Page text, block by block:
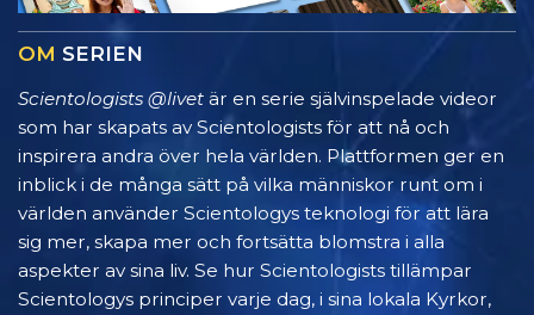
OM SERIEN
Scientologists @livet är en serie självinspelade videor
som har skapats av Scientologists för att nå och
inspirera andra över hela världen. Plattformen ger en
inblick i de många sätt på vilka människor runt om i
världen använder Scientologys teknologi för att lära
sig mer, skapa mer och fortsätta blomstra i alla
aspekter av sina liv. Se hur Scientologists tillämpar
Scientologys principer varje dag, i sina lokala Kyrkor,